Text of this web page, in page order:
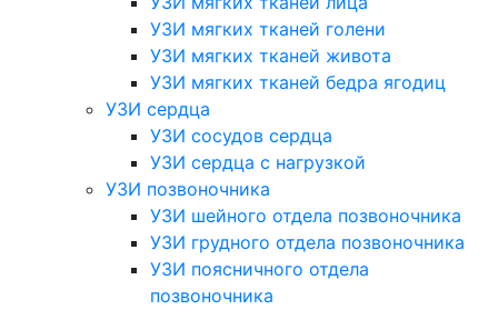
УЗИ мягких тканей голени
УЗИ мягких тканей живота
УЗИ мягких тканей бедра ягодиц
УЗИ сердца
УЗИ сосудов сердца
УЗИ сердца с нагрузкой
УЗИ позвоночника
УЗИ шейного отдела позвоночника
УЗИ грудного отдела позвоночника
УЗИ поясничного отдела
позвоночника